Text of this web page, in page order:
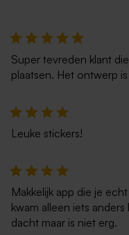
Super tevreden klant
plaatsen. Het ontwerp
Leuke stickers!
Makkelijk app die je
kwam alleen iets
dacht maar is niet erg.